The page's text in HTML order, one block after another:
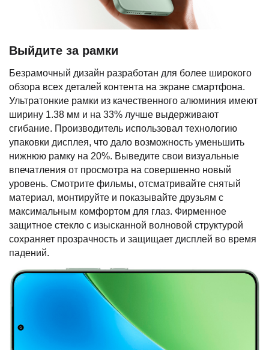
Выйдите за рамки
Безрамочный дизайн разработан для более широкого
обзора всех деталей контента на экране смартфона.
Ультратонкие рамки из качественного алюминия имеют
ширину 1.38 мм и на 33% лучше выдерживают
сгибание. Производитель использовал технологию
упаковки дисплея, что дало возможность уменьшить
нижнюю рамку на 20%. Выведите свои визуальные
впечатления от просмотра на совершенно новый
уровень. Смотрите фильмы, отсматривайте снятый
материал, монтируйте и показывайте друзьям с
максимальным комфортом для глаз. Фирменное
защитное стекло с изысканной волновой структурой
сохраняет прозрачность и защищает дисплей во время
падений.